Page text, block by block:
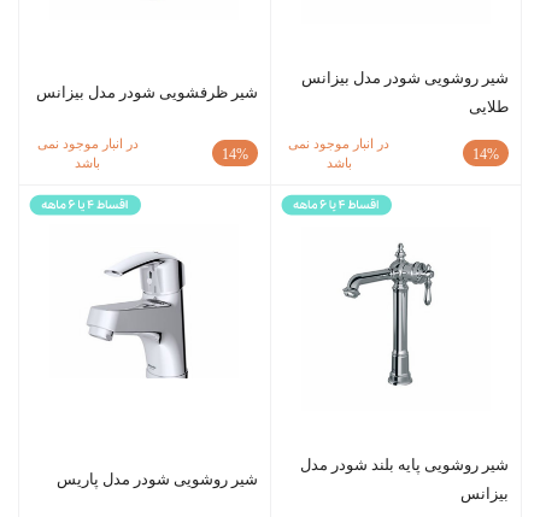
شیر روشویی شودر مدل بیزانس
طلایی
14%
در انبار موجود نمی
باشد
شیر ظرفشویی شودر مدل بیزانس
14%
در انبار موجود نمی
باشد
شیر روشویی پایه بلند شودر مدل
بیزانس
شیر روشویی شودر مدل پاریس